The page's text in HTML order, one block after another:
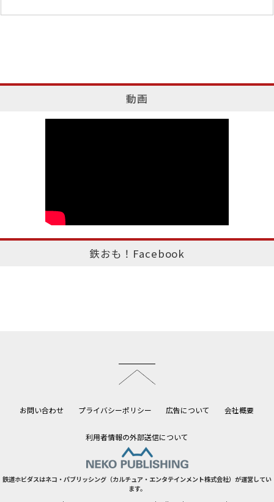
動画
鉄おも！Facebook
お問い合わせ プライバシーポリシー 広告について 会社概要
利用者情報の外部送信について
鉄道ホビダスはネコ・パブリッシング（カルチュア・エンタテインメント株式会社）が運営してい
ます。